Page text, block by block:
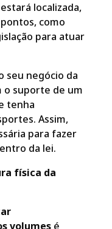
localizada,
como
para atuar
seu negócio da
o suporte de um
tenha
Assim,
para fazer
da lei.
física da
volumesé